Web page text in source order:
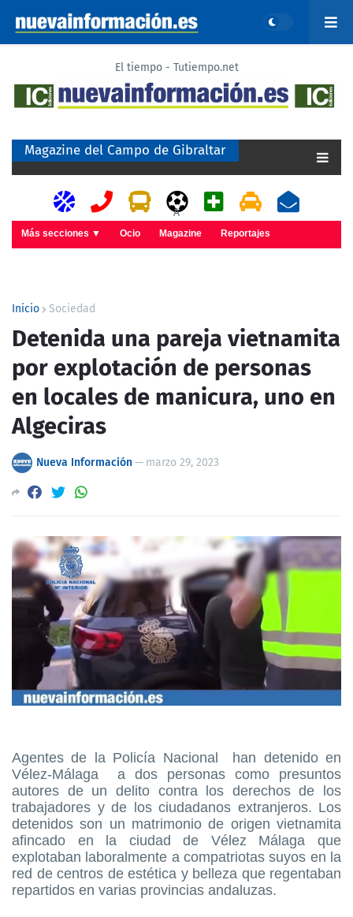
El tiempo - Tutiempo.net
Magazine del Campo de Gibraltar
A
Más secciones ▼ Ocio Magazine Reportajes
Inicio Sociedad
Detenida una pareja vietnamita
por explotación de personas
en locales de manicura, uno en
Algeciras
Nueva Información— marzo 29, 2023
Agentes de la Policía Nacional han detenido en
Vélez-Málaga a dos personas como presuntos
autores de un delito contra los derechos de los
trabajadores y de los ciudadanos extranjeros. Los
detenidos son un matrimonio de origen vietnamita
afincado en la ciudad de Vélez Málaga que
explotaban laboralmente a compatriotas suyos en la
red de centros de estética y belleza que regentaban
repartidos en varias provincias andaluzas.